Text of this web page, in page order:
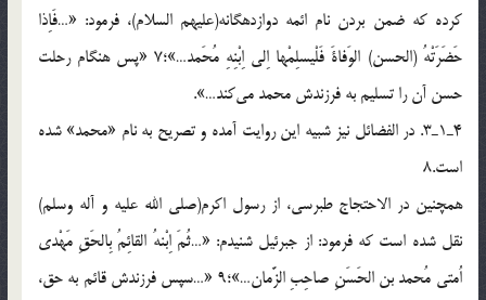
كرده كه ضمن بردن نام ائمه دوازده‏گانه(عليهم السلام)، فرمود: «…فَاِذا
حَضَرَتْهُ (الحسن) الوَفاةَ فَلْيسلِمْها اِلي اِبْنِهِ مُحَمد…»؛7 «پس هنگام رحلت
حسن آن را تسليم به فرزندش محمد می‌کند…».
4ـ1ـ3. در الفضائل نيز شبيه اين روايت آمده و تصريح به نام «محمد» شده
است.8
همچنين در الاحتجاج طبرسي، از رسول اكرم(صلي الله عليه و آله وسلم)
نقل شده است كه فرمود: از جبرئيل شنيدم: «…ثُمَ اِبْنهُ القائِمُ بِالحَقِ مَهْدي
اُمتي مُحمد بن الحَسَنِ صاحِبِ الزَّمان…»؛9 «…سپس فرزندش قائم به حق،